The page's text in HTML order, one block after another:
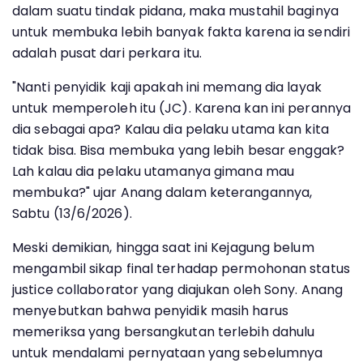
dalam suatu tindak pidana, maka mustahil baginya
untuk membuka lebih banyak fakta karena ia sendiri
adalah pusat dari perkara itu.
"Nanti penyidik kaji apakah ini memang dia layak
untuk memperoleh itu (JC). Karena kan ini perannya
dia sebagai apa? Kalau dia pelaku utama kan kita
tidak bisa. Bisa membuka yang lebih besar enggak?
Lah kalau dia pelaku utamanya gimana mau
membuka?" ujar Anang dalam keterangannya,
Sabtu (13/6/2026).
Meski demikian, hingga saat ini Kejagung belum
mengambil sikap final terhadap permohonan status
justice collaborator yang diajukan oleh Sony. Anang
menyebutkan bahwa penyidik masih harus
memeriksa yang bersangkutan terlebih dahulu
untuk mendalami pernyataan yang sebelumnya